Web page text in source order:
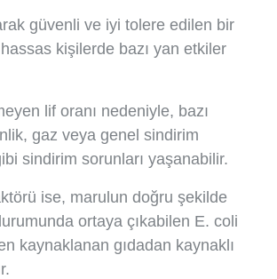
güvenli ve iyi tolere edilen bir
kişilerde bazı yan etkiler
lif oranı nedeniyle, bazı
gaz veya genel sindirim
sindirim sorunları yaşanabilir.
ise, marulun doğru şekilde
ortaya çıkabilen E. coli
kaynaklanan gıdadan kaynaklı